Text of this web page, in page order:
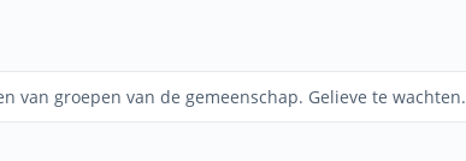
van groepen van de gemeenschap. Gelieve te wachten.